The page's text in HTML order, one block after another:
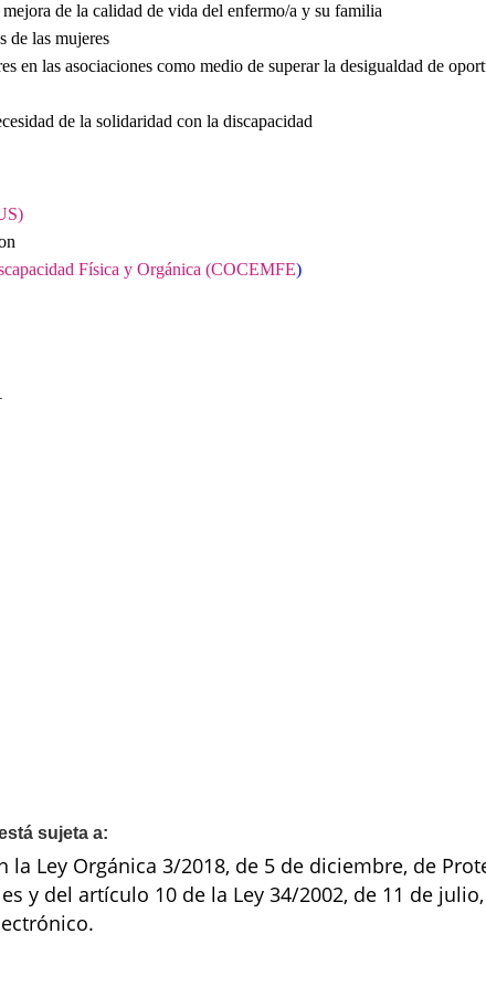
de la calidad de vida del enfermo/a y su familia
de las mujeres
en las asociaciones como medio de superar la desigualdad de
de la solidaridad con la discapacidad
Física y Orgánica (COCEMFE)
sujeta a:
la Ley Orgánica 3/2018, de 5 de diciembre, de
y del artículo 10 de la Ley 34/2002, de 11 de